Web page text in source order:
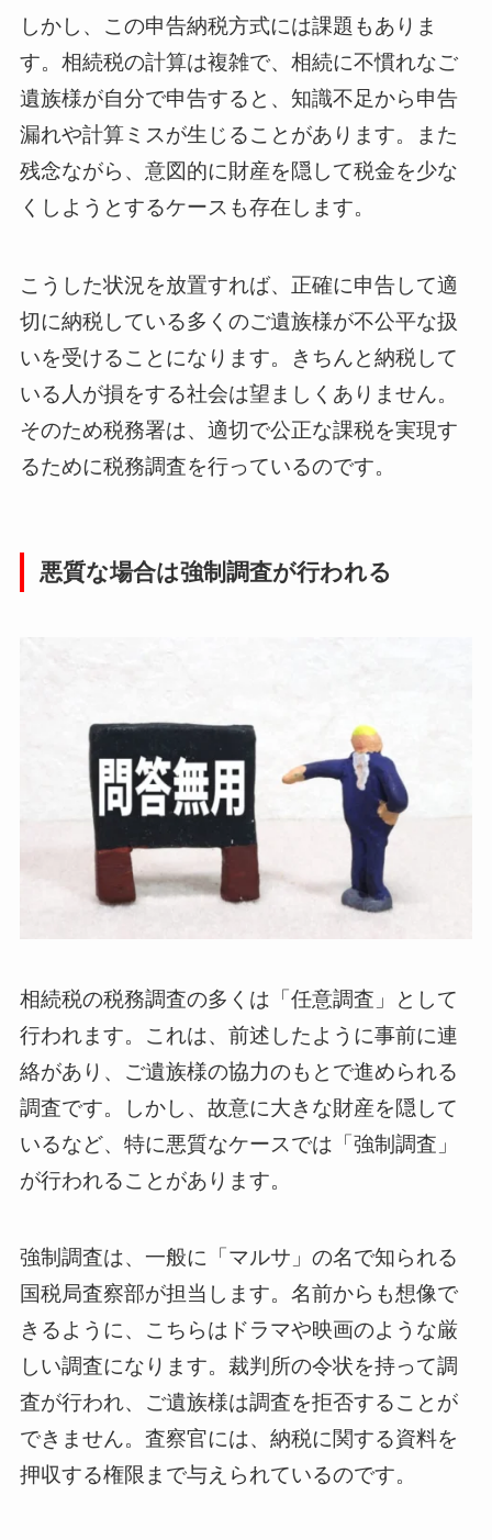
しかし、この申告納税方式には課題もありま
す。相続税の計算は複雑で、相続に不慣れなご
遺族様が自分で申告すると、知識不足から申告
漏れや計算ミスが生じることがあります。また
残念ながら、意図的に財産を隠して税金を少な
くしようとするケースも存在します。
こうした状況を放置すれば、正確に申告して適
切に納税している多くのご遺族様が不公平な扱
いを受けることになります。きちんと納税して
いる人が損をする社会は望ましくありません。
そのため税務署は、適切で公正な課税を実現す
るために税務調査を行っているのです。
悪質な場合は強制調査が行われる
相続税の税務調査の多くは「任意調査」として
行われます。これは、前述したように事前に連
絡があり、ご遺族様の協力のもとで進められる
調査です。しかし、故意に大きな財産を隠して
いるなど、特に悪質なケースでは「強制調査」
が行われることがあります。
強制調査は、一般に「マルサ」の名で知られる
国税局査察部が担当します。名前からも想像で
きるように、こちらはドラマや映画のような厳
しい調査になります。裁判所の令状を持って調
査が行われ、ご遺族様は調査を拒否することが
できません。査察官には、納税に関する資料を
押収する権限まで与えられているのです。